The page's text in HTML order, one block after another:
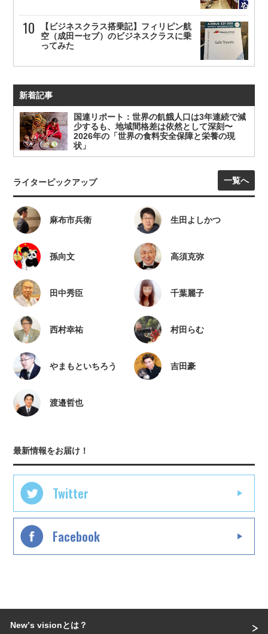
【ビジネスクラス搭乗記】フィリピン航
空（成田ーセブ）のビジネスクラスに乗
ってみた
新着記事
国連リポート：世界の飢餓人口は3年連続で減
少するも、地域間格差は依然として深刻〜
2026年の「世界の食料安全保障と栄養の現
状」
ライターピックアップ 一覧へ
麻布市兵衛 生田よしかつ
孫向文 高須克弥
田中秀臣 千葉麗子
西村幸祐 村田らむ
やまもといちろう 吉田豪
渡邉哲也
最新情報をお届け！
Twitter
Facebook
Newʼs visionとは？